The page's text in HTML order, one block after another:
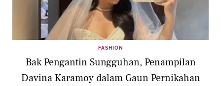
FASHION
Bak Pengantin Sungguhan, Penampilan
Davina Karamoy dalam Gaun Pernikahan